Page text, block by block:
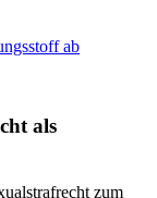
ab
als
zum